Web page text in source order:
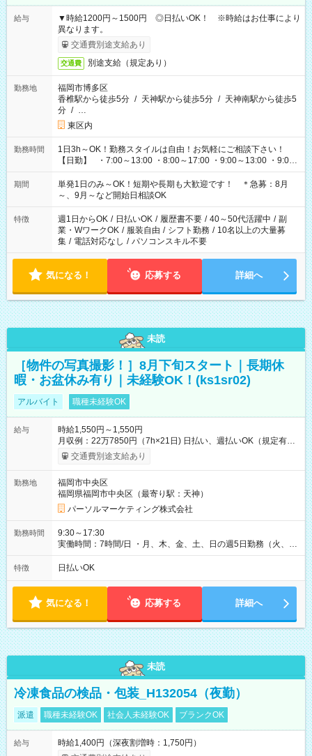
給与
▼時給1200円～1500円 ◎日払いOK！ ※時給はお仕事により
異なります。
交通費別途支給あり
交通費 別途支給（規定あり）
勤務地
福岡市博多区
香椎駅から徒歩5分 / 天神駅から徒歩5分 / 天神南駅から徒歩5
分 / …
東区内
勤務時間
1日3h～OK！勤務スタイルは自由！お気軽にご相談下さい！
【日勤】 ・7:00～13:00 ・8:00～17:00 ・9:00～13:00 ・9:00
～18:00 ・10:00～19:00 ・13:00～18:00 ・15:00～20:00 ・
16:00～19:00 【夜勤】 ・17:00～21:00 ・18:00～23:00 ・
21:00～翌6:00 ・23:00～翌8:00 など（他時間多数あり！）
期間
単発1日のみ～OK！短期や長期も大歓迎です！ ＊急募：8月
～、9月～など開始日相談OK
特徴 週1日からOK / 日払いOK / 履歴書不要 / 40～50代活躍中 / 副
業・WワークOK / 服装自由 / シフト勤務 / 10名以上の大量募
集 / 電話対応なし / パソコンスキル不要
気になる！ 応募する 詳細へ
未読
［物件の写真撮影！］8月下旬スタート｜長期休
暇・お盆休み有り｜未経験OK！(ks1sr02)
アルバイト 職種未経験OK
給与
時給1,550円～1,550円
月収例：22万7850円（7h×21日) 日払い、週払いOK（規定有
り） 【試用期間】試用期間なし
交通費別途支給あり
勤務地
福岡市中央区
福岡県福岡市中央区（最寄り駅：天神）
パーソルマーケティング株式会社
勤務時間
9:30～17:30
実働時間：7時間/日 ・月、木、金、土、日の週5日勤務（火、水
は固定休です／GW、お盆、年末年始等、長期休暇有り！） ・
ワンシフト！ ・残業ほぼナシ（0～5h/月）
特徴 日払いOK
気になる！ 応募する 詳細へ
未読
冷凍食品の検品・包装_H132054（夜勤）
派遣 職種未経験OK 社会人未経験OK ブランクOK
給与
時給1,400円（深夜割増時：1,750円）